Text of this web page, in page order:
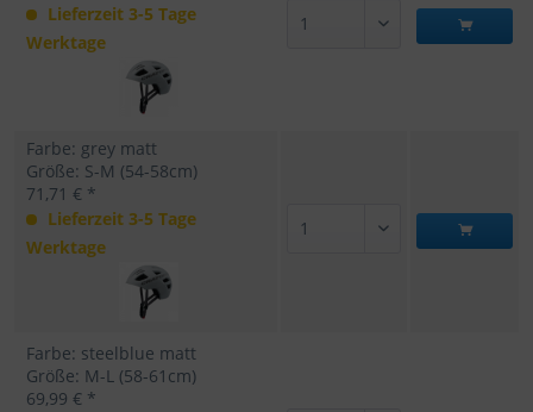
Lieferzeit 3-5 Tage
Werktage
Farbe: grey matt
Größe: S-M (54-58cm)
71,71 € *
Lieferzeit 3-5 Tage
Werktage
Farbe: steelblue matt
Größe: M-L (58-61cm)
69,99 € *